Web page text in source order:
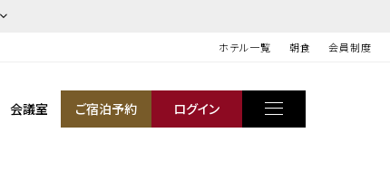
ホテル一覧 朝食 会員制度
会議室 ご宿泊予約 ログイン